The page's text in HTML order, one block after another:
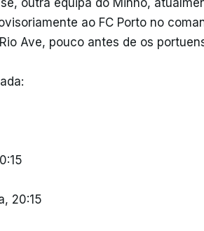
outra equipa do Minho,
ao FC Porto no
Ave, pouco antes de os
20:15